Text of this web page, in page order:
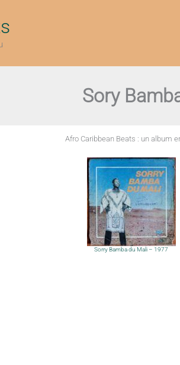
Sory
Afro Caribbean Beats : un album
Sorry Bamba du Mali – 1977